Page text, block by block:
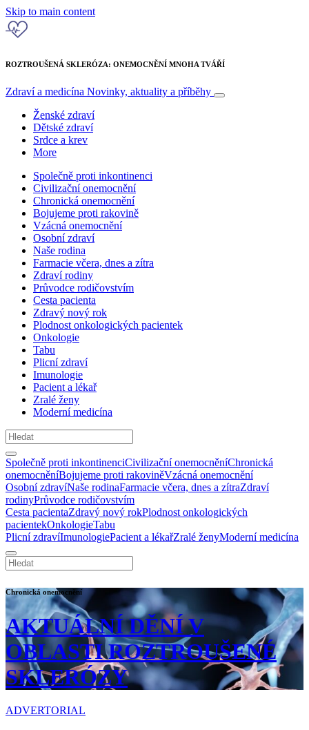
Skip to main content
ROZTROUŠENÁ SKLERÓZA: ONEMOCNĚNÍ MNOHA TVÁŘÍ
Zdraví a medicína Novinky, aktuality a příběhy
Ženské zdraví
Dětské zdraví
Srdce a krev
More
Společně proti inkontinenci
Civilizační onemocnění
Chronická onemocnění
Bojujeme proti rakovině
Vzácná onemocnění
Osobní zdraví
Naše rodina
Farmacie včera, dnes a zítra
Zdraví rodiny
Průvodce rodičovstvím
Cesta pacienta
Zdravý nový rok
Plodnost onkologických pacientek
Onkologie
Tabu
Plicní zdraví
Imunologie
Pacient a lékař
Zralé ženy
Moderní medicína
Společně proti inkontinenciCivilizační onemocněníChronická
onemocněníBojujeme proti rakoviněVzácná onemocnění
Osobní zdravíNaše rodinaFarmacie včera, dnes a zítraZdraví
rodinyPrůvodce rodičovstvím
Cesta pacientaZdravý nový rokPlodnost onkologických
pacientekOnkologieTabu
Plicní zdravíImunologiePacient a lékařZralé ženyModerní medicína
Chronická onemocnění
AKTUÁLNÍ DĚNÍ V
OBLASTI ROZTROUŠENÉ
SKLERÓZY
ADVERTORIAL